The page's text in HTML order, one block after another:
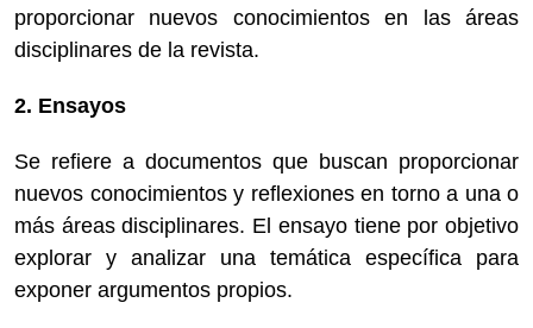
proporcionar nuevos conocimientos en las áreas
disciplinares de la revista.
2. Ensayos
Se refiere a documentos que buscan proporcionar
nuevos conocimientos y reflexiones en torno a una o
más áreas disciplinares. El ensayo tiene por objetivo
explorar y analizar una temática específica para
exponer argumentos propios.